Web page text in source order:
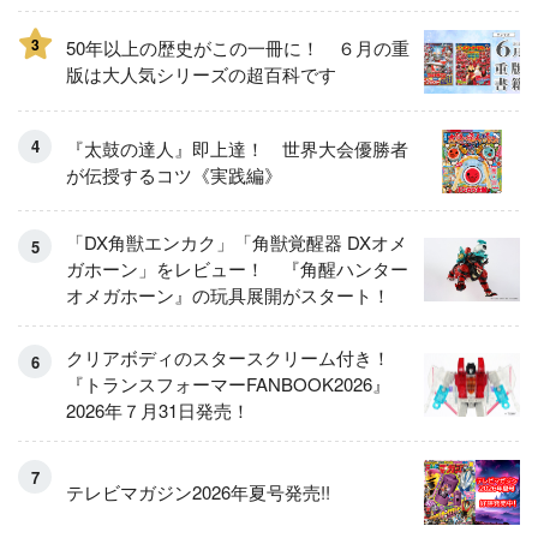
3
50年以上の歴史がこの一冊に！ ６月の重
版は大人気シリーズの超百科です
『太鼓の達人』即上達！ 世界大会優勝者
が伝授するコツ《実践編》
「DX角獣エンカク」「角獣覚醒器 DXオメ
ガホーン」をレビュー！ 『角醒ハンター
オメガホーン』の玩具展開がスタート！
クリアボディのスタースクリーム付き！
『トランスフォーマーFANBOOK2026』
2026年７月31日発売！
テレビマガジン2026年夏号発売!!